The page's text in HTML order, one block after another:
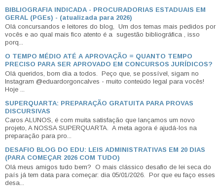
BIBLIOGRAFIA INDICADA - PROCURADORIAS ESTADUAIS EM
GERAL (PGEs) - (atualizada para 2026)
Olá concursandos e leitores do blog, Um dos temas mais pedidos por
vocês e ao qual mais fico atento é a sugestão bibliográfica , isso
porq...
O TEMPO MÉDIO ATÉ A APROVAÇÃO = QUANTO TEMPO
PRECISO PARA SER APROVADO EM CONCURSOS JURÍDICOS?
Olá queridos, bom dia a todos. Peço que, se possível, sigam no
Instagram @eduardorgoncalves - muito conteúdo legal para vocês!
Hoje ...
SUPERQUARTA: PREPARAÇÃO GRATUITA PARA PROVAS
DISCURSIVAS
Caros ALUNOS, é com muita satisfação que lançamos um novo
projeto, A NOSSA SUPERQUARTA. A meta agora é ajudá-los na
preparação para pro...
DESAFIO BLOG DO EDU: LEIS ADMINISTRATIVAS EM 20 DIAS
(PARA COMEÇAR 2026 COM TUDO)
Olá meus amigos tudo bem? O mais clássico desafio de lei seca do
país já tem data para começar: dia 05/01/2026. Por que eu faço esses
desa...